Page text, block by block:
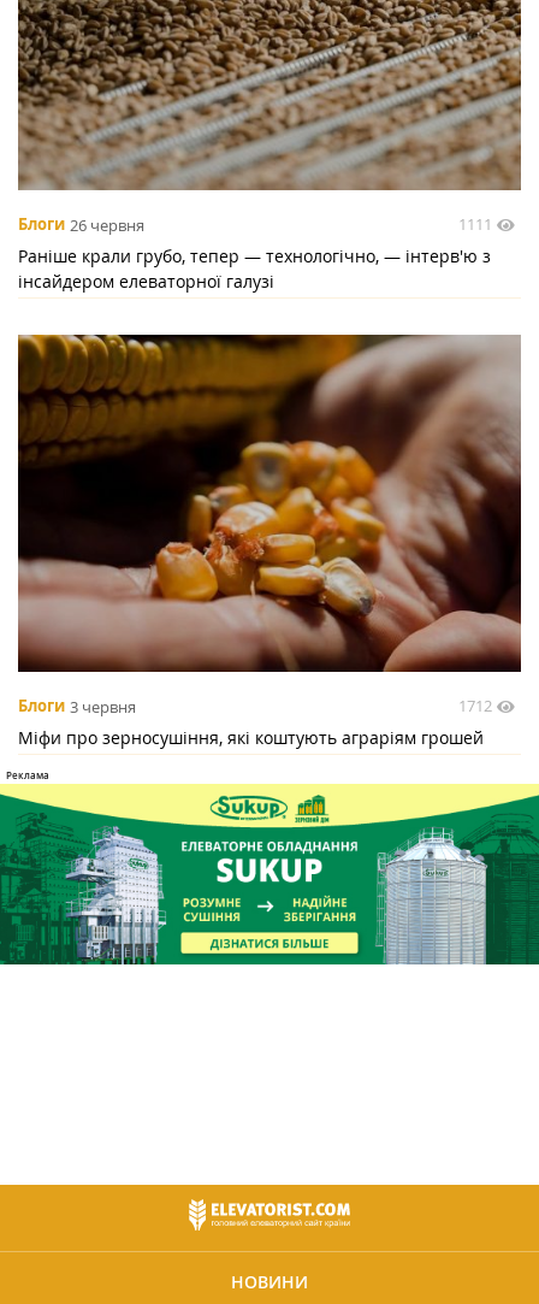
Блоги 26 червня 1111
Раніше крали грубо, тепер — технологічно, — інтерв'ю з
інсайдером елеваторної галузі
Блоги 3 червня 1712
Міфи про зерносушіння, які коштують аграріям грошей
НОВИНИ